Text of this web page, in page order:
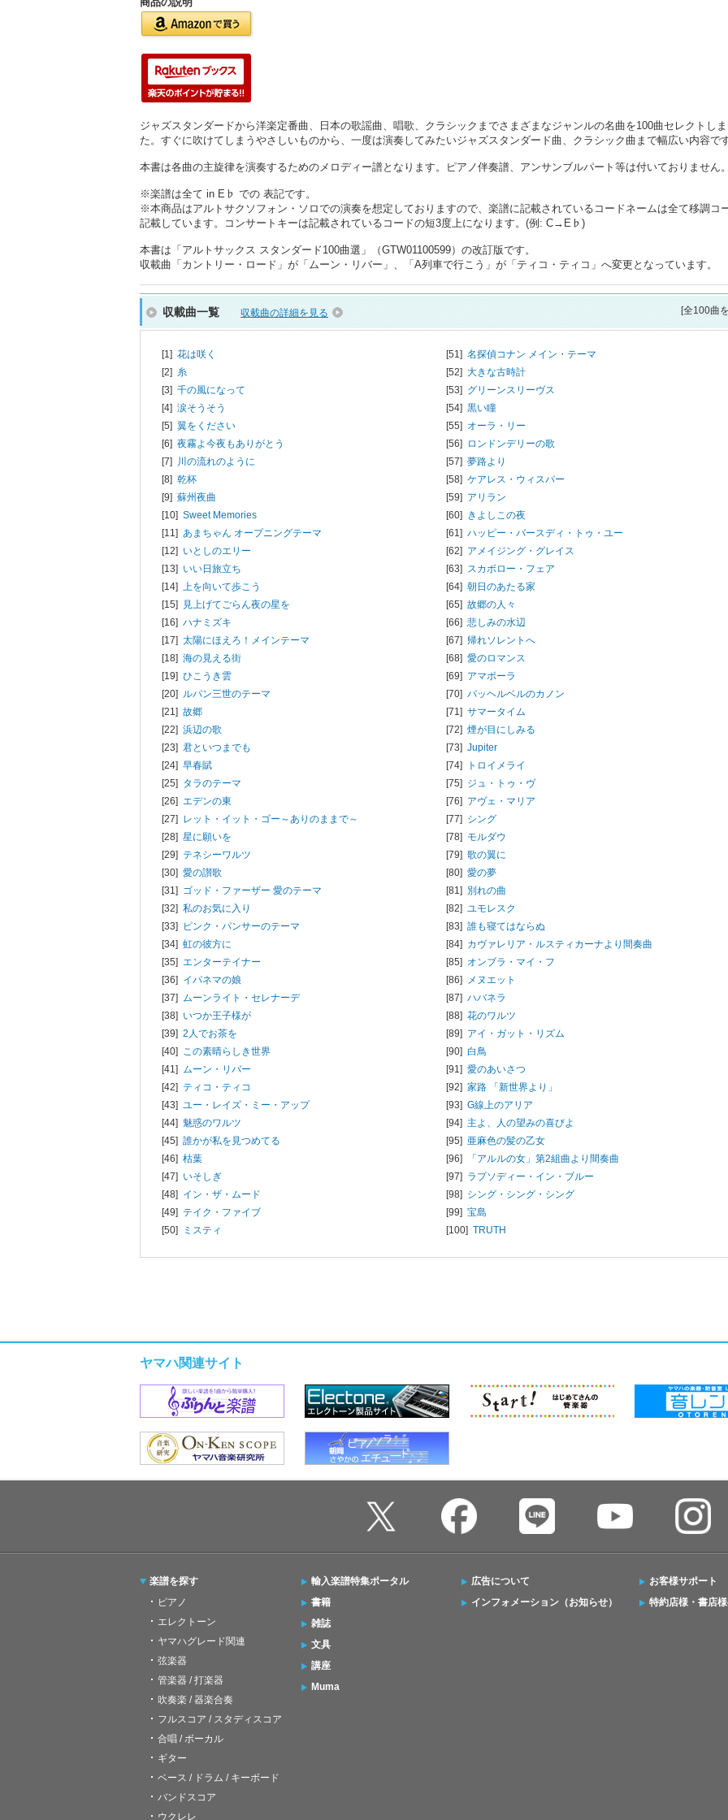
ジャズスタンダードから洋楽定番曲、日本の歌謡曲、唱歌、クラシックまでさまざまなジャンルの名曲を100曲セレクトしま
た。すぐに吹けてしまうやさしいものから、一度は演奏してみたいジャズスタンダード曲、クラシック曲まで幅広い内容です
本書は各曲の主旋律を演奏するためのメロディー譜となります。ピアノ伴奏譜、アンサンブルパート等は付いておりません。
※楽譜は全て in E♭ での 表記です。
※本商品はアルトサクソフォン・ソロでの演奏を想定しておりますので、楽譜に記載されているコードネームは全て移調コ
記載しています。コンサートキーは記載されているコードの短3度上になります。(例: C→E♭)
本書は「アルトサックス スタンダード100曲選」（GTW01100599）の改訂版です。
収載曲「カントリー・ロード」が「ムーン・リバー」、「A列車で行こう」が「ティコ・ティコ」へ変更となっています。
収載曲一覧 収載曲の詳細を見る [全100曲
[1] 花は咲く
[2] 糸
[3] 千の風になって
[4] 涙そうそう
[5] 翼をください
[6] 夜霧よ今夜もありがとう
[7] 川の流れのように
[8] 乾杯
[9] 蘇州夜曲
[10] Sweet Memories
[11] あまちゃん オープニングテーマ
[12] いとしのエリー
[13] いい日旅立ち
[14] 上を向いて歩こう
[15] 見上げてごらん夜の星を
[16] ハナミズキ
[17] 太陽にほえろ！メインテーマ
[18] 海の見える街
[19] ひこうき雲
[20] ルパン三世のテーマ
[21] 故郷
[22] 浜辺の歌
[23] 君といつまでも
[24] 早春賦
[25] タラのテーマ
[26] エデンの東
[27] レット・イット・ゴー～ありのままで～
[28] 星に願いを
[29] テネシーワルツ
[30] 愛の讃歌
[31] ゴッド・ファーザー 愛のテーマ
[32] 私のお気に入り
[33] ピンク・パンサーのテーマ
[34] 虹の彼方に
[35] エンターテイナー
[36] イパネマの娘
[37] ムーンライト・セレナーデ
[38] いつか王子様が
[39] 2人でお茶を
[40] この素晴らしき世界
[41] ムーン・リバー
[42] ティコ・ティコ
[43] ユー・レイズ・ミー・アップ
[44] 魅惑のワルツ
[45] 誰かが私を見つめてる
[46] 枯葉
[47] いそしぎ
[48] イン・ザ・ムード
[49] テイク・ファイブ
[50]
ミスティ
[51] 名探偵コナン メイン・テーマ
[52] 大きな古時計
[53] グリーンスリーヴス
[54] 黒い瞳
[55] オーラ・リー
[56] ロンドンデリーの歌
[57] 夢路より
[58] ケアレス・ウィスパー
[59] アリラン
[60] きよしこの夜
[61] ハッピー・バースディ・トゥ・ユー
[62] アメイジング・グレイス
[63] スカボロー・フェア
[64] 朝日のあたる家
[65] 故郷の人々
[66] 悲しみの水辺
[67] 帰れソレントへ
[68] 愛のロマンス
[69] アマポーラ
[70] パッヘルベルのカノン
[71] サマータイム
[72] 煙が目にしみる
[73] Jupiter
[74]
トロイメライ
[75] ジュ・トゥ・ヴ
[76] アヴェ・マリア
[77] シング
[78] モルダウ
[79] 歌の翼に
[80] 愛の夢
[81] 別れの曲
[82] ユモレスク
[83] 誰も寝てはならぬ
[84] カヴァレリア・ルスティカーナより間奏曲
[85] オンブラ・マイ・フ
[86] メヌエット
[87] ハバネラ
[88] 花のワルツ
[89] アイ・ガット・リズム
[90] 白鳥
[91] 愛のあいさつ
[92] 家路 「新世界より」
[93] G線上のアリア
[94] 主よ、人の望みの喜びよ
[95] 亜麻色の髪の乙女
[96]
「アルルの女」第2組曲より間奏曲
[97] ラプソディー・イン・ブルー
[98] シング・シング・シング
[99] 宝島
[100] TRUTH
ヤマハ関連サイト
楽譜を探す
ピアノ
エレクトーン
ヤマハグレード関連
弦楽器
管楽器 / 打楽器
吹奏楽 / 器楽合奏
フルスコア / スタディスコア
合唱 / ボーカル
ギター
ベース / ドラム / キーボード
バンドスコア
ウクレレ
輸入楽譜特集ポータル
書籍
雑誌
文具
講座
Muma
広告について
インフォメーション（お知らせ）
お客様サポート
特約店様・書店